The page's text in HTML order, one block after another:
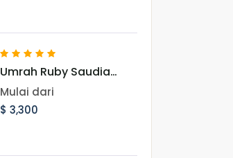
Umrah Ruby Saudia
Airlines 06 November
2026
Mulai dari
$ 3,300